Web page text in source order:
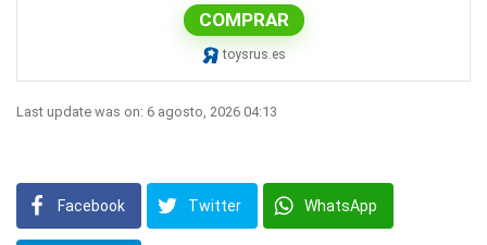
COMPRAR
toysrus.es
Last update was on: 6 agosto, 2026 04:13
Facebook Twitter WhatsApp